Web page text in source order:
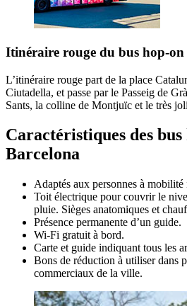
Itinéraire rouge du bus hop-
L’itinéraire rouge part de la place
Ciutadella, et passe par le Passeig de
Sants, la colline de Montjuïc et le très
Caractéristiques des
Barcelona
Adaptés aux personnes à mobilité
Toit électrique pour couvrir le
pluie. Sièges anatomiques et
Présence permanente d’un guide.
Wi-Fi gratuit à bord.
Carte et guide indiquant tous les
Bons de réduction à utiliser dans
commerciaux de la ville.